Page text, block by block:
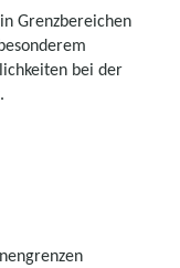
Grenzbereichen
bei der